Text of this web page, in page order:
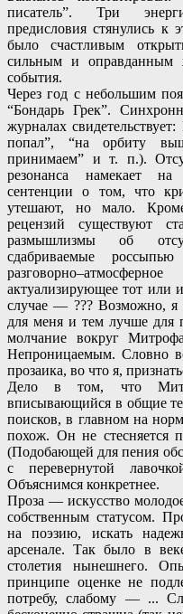
писатель”. Три
предисловия стянулись к
было счастливым
сильным и оправданным
события.
Через год с небольшим
“Бондарь Грек”.
журналах
попал”, “на орбиту
принимаем” и т. п.).
резонанса намекает
сентенции о том, что
утешают, но мало.
рецензий существуют
размышлизмы об
сдабриваемые
актуализирующее тот или
случае — ??? Возможно, я
для меня и тем лучше для
молчание вокруг
Непроницаемым. Словно
прозаика, во что я,
Дело в том, что
вписывающийся в общие
поисков, в главном на
похож. Он не стесняется
(Подобающей для пения
с перевернутой
Объяснимся конкретнее.
Проза — искусство
собственным статусом.
на поэзию, искать
арсенале. Так было в
столетия нынешнего.
принципе оценке не
потребу, слабому — ...